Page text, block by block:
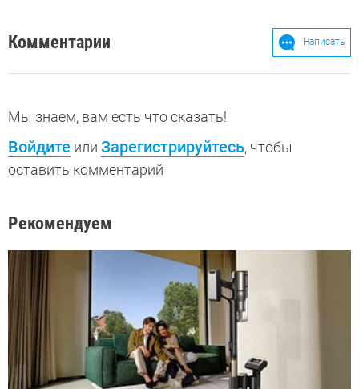
Комментарии Написать
Мы знаем, вам есть что сказать!
Войдите или Зарегистрируйтесь, чтобы
оставить комментарий
Рекомендуем